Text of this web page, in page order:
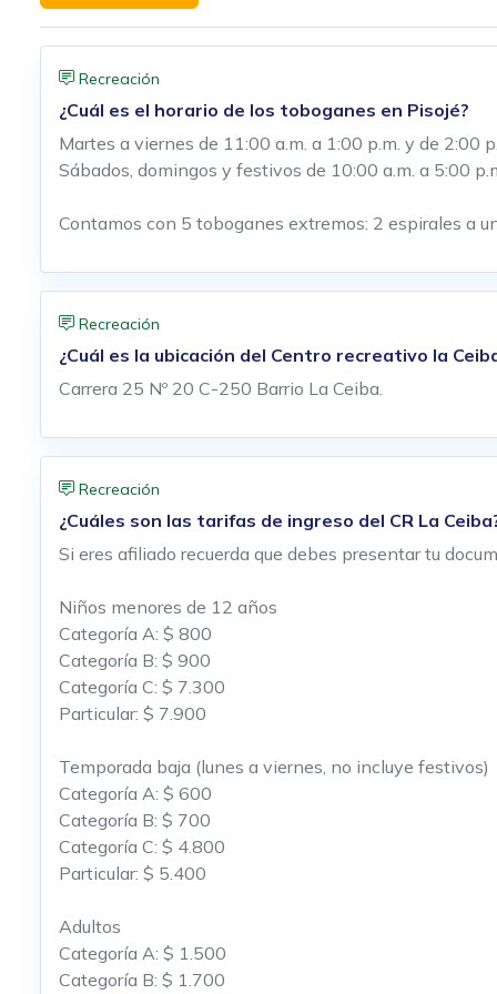
Recreación
¿Cuál es el horario de los toboganes en Pisojé?
Martes a viernes de 11:00 a.m. a 1:00 p.m. y de 2:00
Sábados, domingos y festivos de 10:00 a.m. a 5:00
Contamos con 5 toboganes extremos: 2 espirales a
Recreación
¿Cuál es la ubicación del Centro recreativo la
Carrera 25 Nº 20 C-250 Barrio La Ceiba.
Recreación
¿Cuáles son las tarifas de ingreso del CR La
Si eres afiliado recuerda que debes presentar tu
Niños menores de 12 años
Categoría A: $ 800
Categoría B: $ 900
Categoría C: $ 7.300
Particular: $ 7.900
Temporada baja (lunes a viernes, no incluye festivos)
Categoría A: $ 600
Categoría B: $ 700
Categoría C: $ 4.800
Particular: $ 5.400
Adultos
Categoría A: $ 1.500
Categoría B: $ 1.700